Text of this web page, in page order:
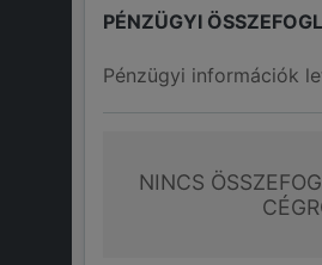
PÉNZÜGYI
Pénzügyi információk
NINCS